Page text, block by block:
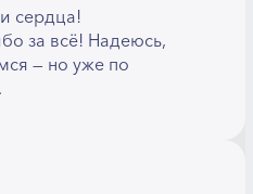
сердца!
за всё! Надеюсь,
— но уже по